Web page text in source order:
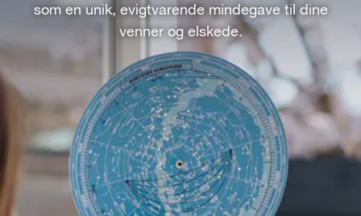
som en unik, evigtvarende mindegave til dine
venner og elskede.